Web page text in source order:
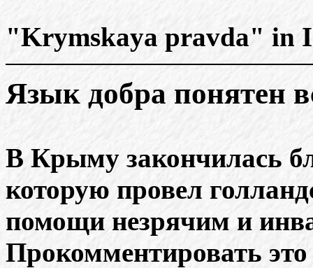
"Krymskaya pravda" in
Язык добра понятен
В Крыму закончилась
которую провел
помощи незрячим и
Прокомментировать это